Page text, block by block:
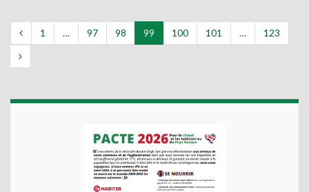
1 … 97 98 99 100 101 … 123